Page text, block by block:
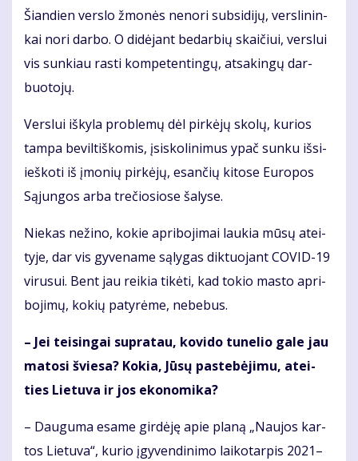
Šian­dien ver­slo žmo­nės ne­no­ri sub­si­di­jų, ver­sli­nin­
kai no­ri dar­bo. O di­dė­jant be­dar­bių skai­čiui, ver­slui
vis sun­kiau ras­ti kom­pe­ten­tin­gų, at­sa­kin­gų dar­
buo­to­jų.
Ver­slui iš­ky­la pro­ble­mų dėl pir­kė­jų sko­lų, ku­rios
tam­pa be­vil­tiš­ko­mis, įsi­sko­li­ni­mus ypač sun­ku iš­si­
ieš­ko­ti iš įmo­nių pir­kė­jų, esan­čių ki­to­se Eu­ro­pos
Są­jun­gos ar­ba tre­čio­sio­se ša­ly­se.
Nie­kas ne­ži­no, ko­kie ap­ri­bo­ji­mai lau­kia mū­sų at­ei­
ty­je, dar vis gy­ve­na­me są­ly­gas dik­tuo­jant CO­VID-19
vi­ru­sui. Bent jau rei­kia ti­kė­ti, kad to­kio mas­to ap­ri­
bo­ji­mų, ko­kių pa­ty­rė­me, ne­be­bus.
– Jei tei­sin­gai su­pra­tau, ko­vi­do tu­ne­lio ga­le jau
ma­to­si švie­sa? Ko­kia, Jū­sų pa­ste­bė­ji­mu, at­ei­
ties Lie­tu­va ir jos eko­no­mi­ka?
– Dau­gu­ma esa­me gir­dė­ję apie pla­ną „Nau­jos kar­
tos Lie­tu­va“, ku­rio įgy­ven­di­ni­mo lai­ko­tar­pis 2021–